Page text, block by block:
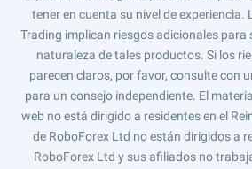
tener en cuenta su nivel de experiencia.
Trading implican riesgos adicionales para
naturaleza de tales productos. Si los
parecen claros, por favor, consulte con
para un consejo independiente. El
web no está dirigido a residentes en el
de RoboForex Ltd no están dirigidos a
RoboForex Ltd y sus afiliados no